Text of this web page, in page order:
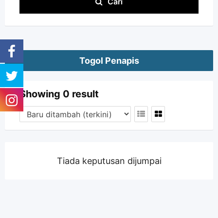
Togol Penapis
Showing 0 result
Tiada keputusan dijumpai